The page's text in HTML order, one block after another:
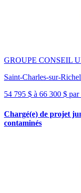
GROUPE CONSEIL
Saint-Charles-sur-
54 795 $ à 66 300 $ par
Chargé(e) de projet
contaminés